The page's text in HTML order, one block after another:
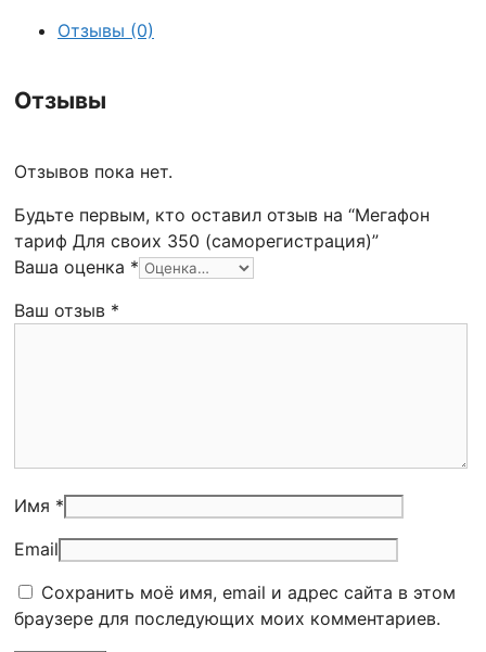
Отзывы (0)
Отзывы
Отзывов пока нет.
Будьте первым, кто оставил отзыв на “Мегафон
тариф Для своих 350 (саморегистрация)”
Ваша оценка *
Ваш отзыв *
Имя *
Email
Сохранить моё имя, email и адрес сайта в этом
браузере для последующих моих комментариев.